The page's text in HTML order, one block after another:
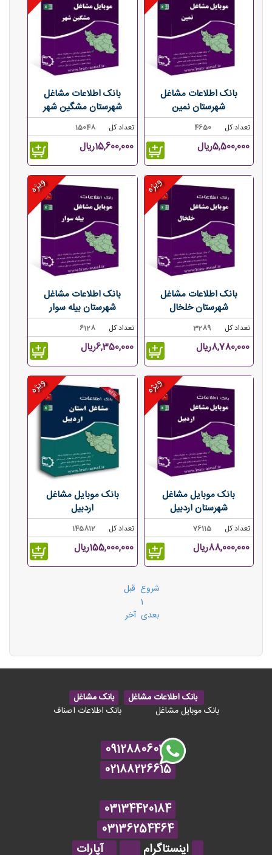
بانک اطلاعات مشاغل
شهرستان نمین
تعداد کل 4650
5,500,000ریال
بانک اطلاعات مشاغل
شهرستان مشگین شهر
تعداد کل 15048
15,600,000ریال
ویژه
بانک اطلاعات مشاغل
شهرستان خلخال
تعداد کل 3289
8,780,000ریال
ویژه
بانک اطلاعات مشاغل
شهرستان بیله سوار
تعداد کل 6128
6,350,000ریال
ویژه
بانک موبایل مشاغل
شهرستان اردبیل
تعداد کل 76115
88,000,000ریال
ویژه
بانک موبایل مشاغل
اردبیل
تعداد کل 145812
155,000,000ریال
شروع قبل
1
بعدی آخر
بانک اطلاعات مشاغل
بانک مشاغل
بانک موبایل مشاغل
بانک اطلاعات اصناف
09128806020
02188226615
03134420184
03136254464
اینستاگرام
آپارات